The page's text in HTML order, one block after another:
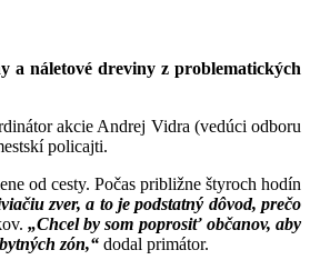
a náletové dreviny z problematických
akcie Andrej Vidra (vedúci odboru
policajti.
od cesty. Počas približne štyroch hodín
zver, a to je podstatný dôvod, prečo
„Chcel by som poprosiť občanov, aby
zón,“ dodal primátor.